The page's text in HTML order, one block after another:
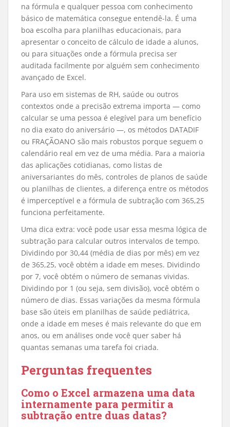
na fórmula e qualquer pessoa com conhecimento
básico de matemática consegue entendê-la. É uma
boa escolha para planilhas educacionais, para
apresentar o conceito de cálculo de idade a alunos,
ou para situações onde a fórmula precisa ser
auditada facilmente por alguém sem conhecimento
avançado de Excel.
Para uso em sistemas de RH, saúde ou outros
contextos onde a precisão extrema importa — como
calcular se uma pessoa é elegível para um benefício
no dia exato do aniversário —, os métodos DATADIF
ou FRAÇÃOANO são mais robustos porque seguem o
calendário real em vez de uma média. Para a maioria
das aplicações cotidianas, como listas de
aniversariantes do mês, controles de planos de saúde
ou planilhas de clientes, a diferença entre os métodos
é imperceptível e a fórmula de subtração com 365,25
funciona perfeitamente.
Uma dica extra: você pode usar essa mesma lógica de
subtração para calcular outros intervalos de tempo.
Dividindo por 30,44 (média de dias por mês) em vez
de 365,25, você obtém a idade em meses. Dividindo
por 7, você obtém o número de semanas vividas.
Dividindo por 1 (ou seja, sem divisão), você obtém o
número de dias. Essas variações da mesma fórmula
base são úteis em planilhas de saúde pediátrica,
onde a idade em meses é mais relevante do que em
anos, ou em análises onde você quer saber há
quantas semanas uma tarefa foi criada.
Perguntas frequentes
Como o Excel armazena uma data
internamente para permitir a
subtração entre duas datas?